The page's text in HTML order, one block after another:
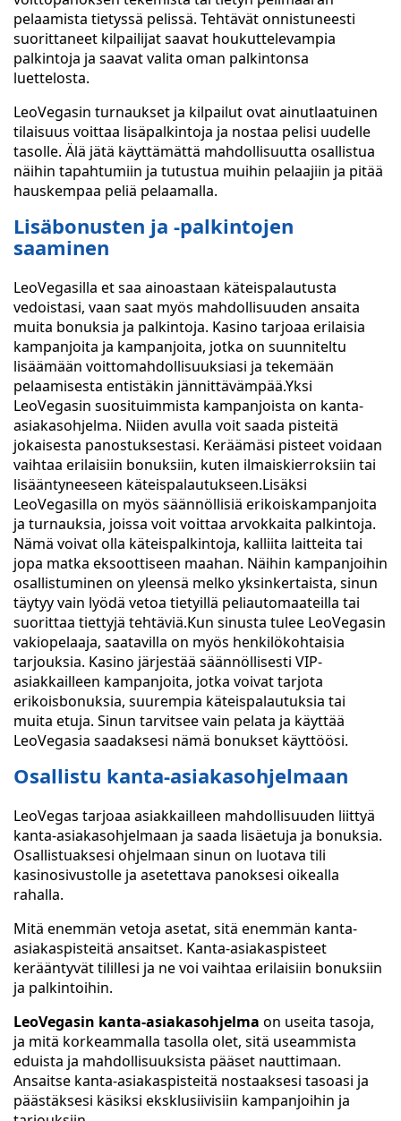
pelaamista tietyssä pelissä. Tehtävät onnistuneesti
suorittaneet kilpailijat saavat houkuttelevampia
palkintoja ja saavat valita oman palkintonsa
luettelosta.
LeoVegasin turnaukset ja kilpailut ovat ainutlaatuinen
tilaisuus voittaa lisäpalkintoja ja nostaa pelisi uudelle
tasolle. Älä jätä käyttämättä mahdollisuutta osallistua
näihin tapahtumiin ja tutustua muihin pelaajiin ja pitää
hauskempaa peliä pelaamalla.
Lisäbonusten ja -palkintojen
saaminen
LeoVegasilla et saa ainoastaan käteispalautusta
vedoistasi, vaan saat myös mahdollisuuden ansaita
muita bonuksia ja palkintoja. Kasino tarjoaa erilaisia
kampanjoita ja kampanjoita, jotka on suunniteltu
lisäämään voittomahdollisuuksiasi ja tekemään
pelaamisesta entistäkin jännittävämpää.Yksi
LeoVegasin suosituimmista kampanjoista on kanta-
asiakasohjelma. Niiden avulla voit saada pisteitä
jokaisesta panostuksestasi. Keräämäsi pisteet voidaan
vaihtaa erilaisiin bonuksiin, kuten ilmaiskierroksiin tai
lisääntyneeseen käteispalautukseen.Lisäksi
LeoVegasilla on myös säännöllisiä erikoiskampanjoita
ja turnauksia, joissa voit voittaa arvokkaita palkintoja.
Nämä voivat olla käteispalkintoja, kalliita laitteita tai
jopa matka eksoottiseen maahan. Näihin kampanjoihin
osallistuminen on yleensä melko yksinkertaista, sinun
täytyy vain lyödä vetoa tietyillä peliautomaateilla tai
suorittaa tiettyjä tehtäviä.Kun sinusta tulee LeoVegasin
vakiopelaaja, saatavilla on myös henkilökohtaisia
tarjouksia. Kasino järjestää säännöllisesti VIP-
asiakkailleen kampanjoita, jotka voivat tarjota
erikoisbonuksia, suurempia käteispalautuksia tai
muita etuja. Sinun tarvitsee vain pelata ja käyttää
LeoVegasia saadaksesi nämä bonukset käyttöösi.
Osallistu kanta-asiakasohjelmaan
LeoVegas tarjoaa asiakkailleen mahdollisuuden liittyä
kanta-asiakasohjelmaan ja saada lisäetuja ja bonuksia.
Osallistuaksesi ohjelmaan sinun on luotava tili
kasinosivustolle ja asetettava panoksesi oikealla
rahalla.
Mitä enemmän vetoja asetat, sitä enemmän kanta-
asiakaspisteitä ansaitset. Kanta-asiakaspisteet
kerääntyvät tilillesi ja ne voi vaihtaa erilaisiin bonuksiin
ja palkintoihin.
LeoVegasin kanta-asiakasohjelma on useita tasoja,
ja mitä korkeammalla tasolla olet, sitä useammista
eduista ja mahdollisuuksista pääset nauttimaan.
Ansaitse kanta-asiakaspisteitä nostaaksesi tasoasi ja
päästäksesi käsiksi eksklusiivisiin kampanjoihin ja